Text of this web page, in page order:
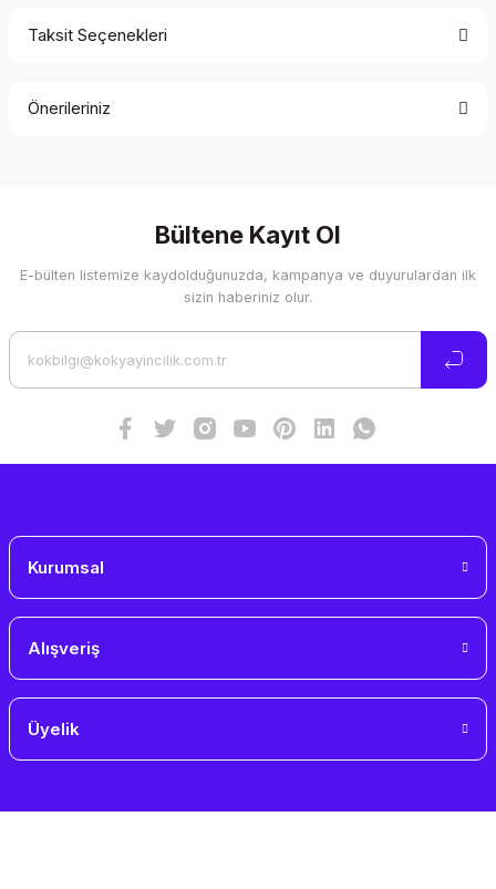
Taksit Seçenekleri
Önerileriniz
Görüş ve önerileriniz için teşekkür ederiz.
Ürün resmi kalitesiz, bozuk veya görüntülenemiyor.
Bültene Kayıt Ol
E-bülten listemize kaydolduğunuzda, kampanya ve duyurulardan ilk
sizin haberiniz olur.
Kurumsal
Alışveriş
Üyelik